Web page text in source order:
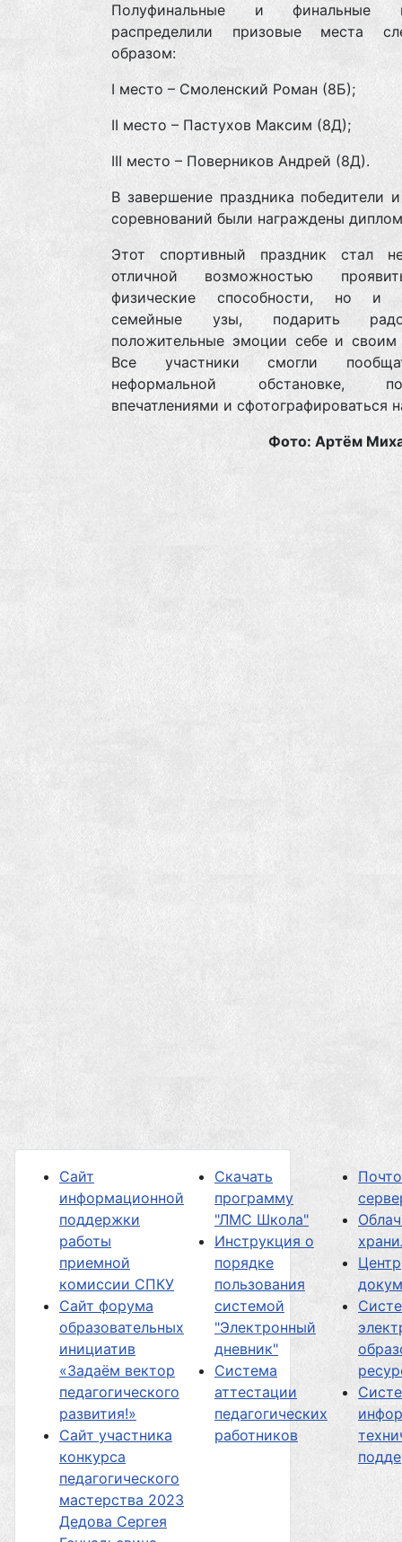
Полуфинальные и финальные
распределили призовые места
образом:
I место – Смоленский Роман (8Б);
II место – Пастухов Максим (8Д);
III место – Поверников Андрей (8Д).
В завершение праздника победители
соревнований были награждены
Этот спортивный праздник стал
отличной возможностью
физические способности, но и
семейные узы, подарить
положительные эмоции себе и своим
Все участники смогли
неформальной обстановке,
впечатлениями и сфотографироваться
Фото: Артём
Сайт
информационной
поддержки
работы
приемной
комиссии СПКУ
Сайт форума
образовательных
инициатив
«Задаём вектор
педагогического
развития!»
Сайт участника
конкурса
педагогического
мастерства 2023
Дедова Сергея
Скачать
программу
"ЛМС Школа"
Инструкция о
порядке
пользования
системой
"Электронный
дневник"
Система
аттестации
педагогических
работников
Центр